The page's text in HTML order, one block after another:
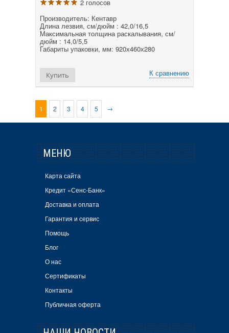
2 голосов
Производитель: Кентавр
Длина лезвия, см/дюйм : 42,0/16,5
Максимальная толщина раскалывания, см/
дюйм : 14,0/5,5
Габариты упаковки, мм: 920х460х280
К сравнению
Купить
1 2 3 4 5 →
МЕНЮ
Карта сайта
Кредит «Сенс-Банк»
Доставка и оплата
Гарантия и сервис
Помощь
Блог
О нас
Сертификаты
Контакты
Публичная оферта